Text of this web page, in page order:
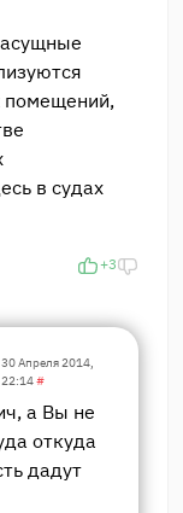
помещений,
в судах
+3
30 Апреля 2014,
22:14#
а Вы не
откуда
дадут